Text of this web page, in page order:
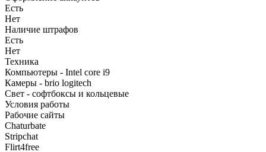
Есть
Нет
Наличие штрафов
Есть
Нет
Техника
Компьютеры - Intel core i9
Камеры - brio logitech
Свет - софтбоксы и кольцевые
Условия работы
Рабочие сайты
Chaturbate
Stripchat
Flirt4free